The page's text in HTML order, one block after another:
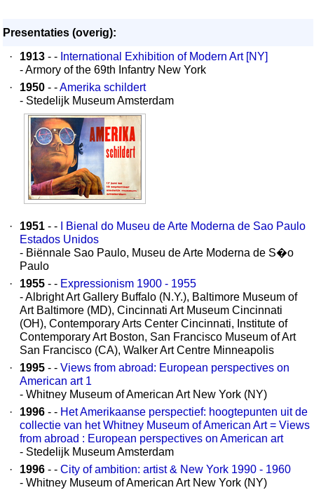
Presentaties (overig):
·
1913 - - International Exhibition of Modern Art [NY]
- Armory of the 69th Infantry New York
·
1950 - -Amerika schildert
- Stedelijk Museum Amsterdam
· 1951 - -
I Bienal do Museu de Arte Moderna de Sao Paulo
Estados Unidos
- Biënnale Sao Paulo, Museu de Arte Moderna de S�o
Paulo
·
1955 - - Expressionism 1900 - 1955
- Albright Art Gallery Buffalo (N.Y.), Baltimore Museum of
Art Baltimore (MD), Cincinnati Art Museum Cincinnati
(OH), Contemporary Arts Center Cincinnati, Institute of
Contemporary Art Boston, San Francisco Museum of Art
San Francisco (CA), Walker Art Centre Minneapolis
·
1995 - - Views from abroad: European perspectives on
American art 1
- Whitney Museum of American Art New York (NY)
·
1996 - - Het Amerikaanse perspectief: hoogtepunten uit de
collectie van het Whitney Museum of American Art = Views
from abroad : European perspectives on American art
- Stedelijk Museum Amsterdam
·
1996 - - City of ambition: artist & New York 1990 - 1960
- Whitney Museum of American Art New York (NY)